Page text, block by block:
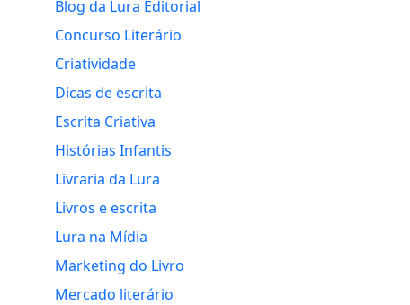
Blog da Lura Editorial
Concurso Literário
Criatividade
Dicas de escrita
Escrita Criativa
Histórias Infantis
Livraria da Lura
Livros e escrita
Lura na Mídia
Marketing do Livro
Mercado literário